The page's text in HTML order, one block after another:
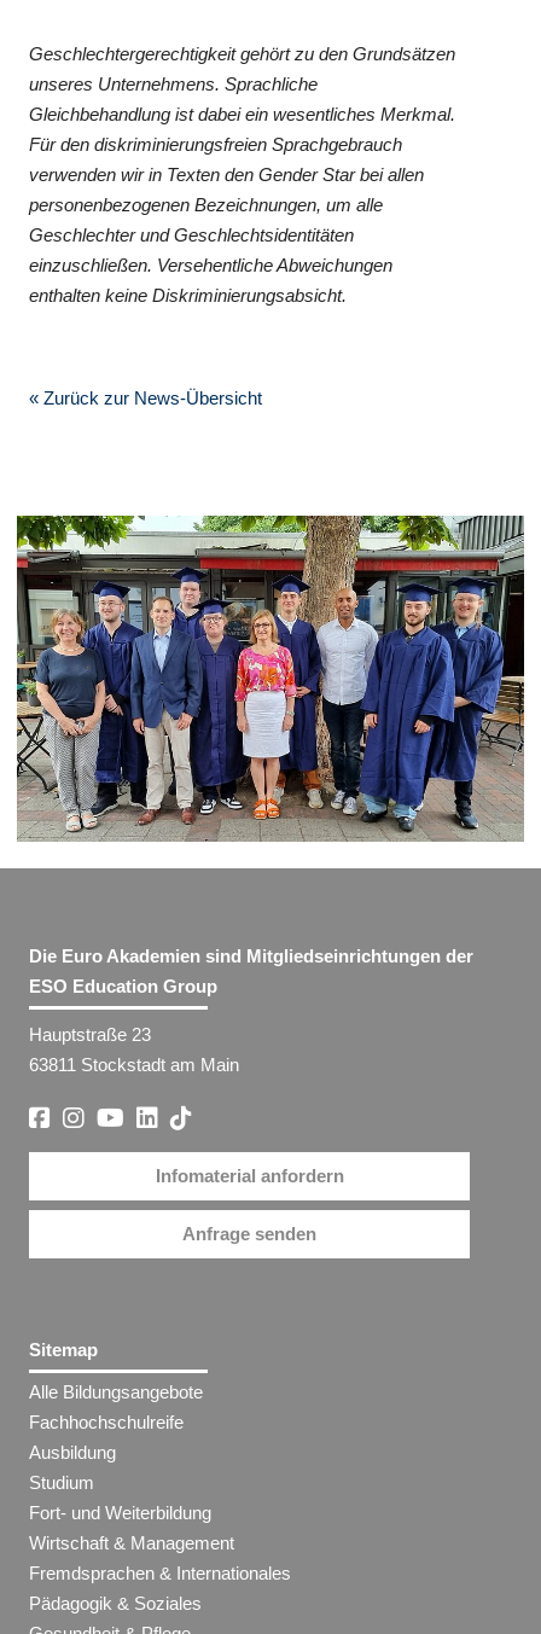
Geschlechtergerechtigkeit gehört zu den Grundsätzen
unseres Unternehmens. Sprachliche
Gleichbehandlung ist dabei ein wesentliches Merkmal.
Für den diskriminierungsfreien Sprachgebrauch
verwenden wir in Texten den Gender Star bei allen
personenbezogenen Bezeichnungen, um alle
Geschlechter und Geschlechtsidentitäten
einzuschließen. Versehentliche Abweichungen
enthalten keine Diskriminierungsabsicht.
« Zurück zur News-Übersicht
Die Euro Akademien sind Mitgliedseinrichtungen der
ESO Education Group
Hauptstraße 23
63811 Stockstadt am Main
Infomaterial anfordern
Anfrage senden
Sitemap
Alle Bildungsangebote
Fachhochschulreife
Ausbildung
Studium
Fort- und Weiterbildung
Wirtschaft & Management
Fremdsprachen & Internationales
Pädagogik & Soziales